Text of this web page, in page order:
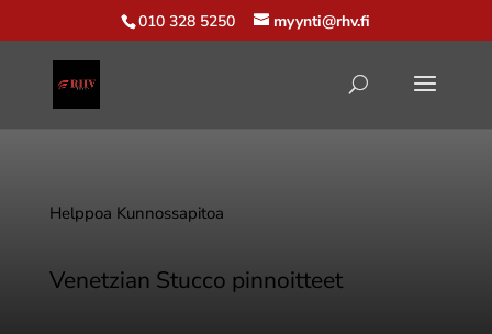
010 328 5250 myynti@rhv.fi
Helppoa Kunnossapitoa
Venetzian Stucco pinnoitteet